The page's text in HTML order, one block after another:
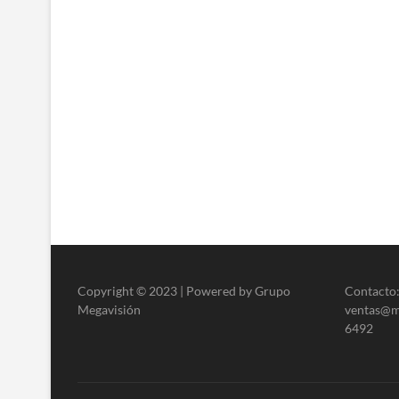
Copyright © 2023 | Powered by Grupo
Megavisión
6492